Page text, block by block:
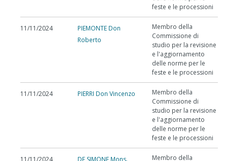
feste e le processioni
11/11/2024
PIEMONTE Don
Roberto
Membro della
Commissione di
studio per la revisione
e l'aggiornamento
delle norme per le
feste e le processioni
11/11/2024 PIERRI Don Vincenzo
Membro della
Commissione di
studio per la revisione
e l'aggiornamento
delle norme per le
feste e le processioni
11/11/2024 DE SIMONE Mons. Membro della